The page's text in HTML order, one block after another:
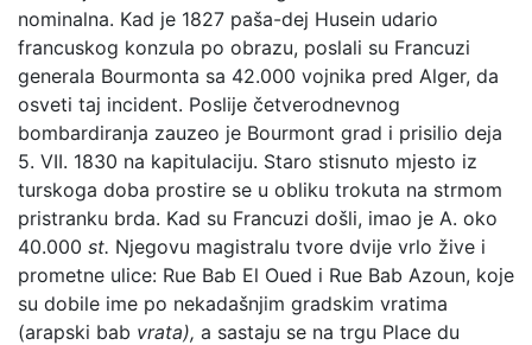
nominalna. Kad je 1827 paša-dej Husein udario
francuskog konzula po obrazu, poslali su Francuzi
generala Bourmonta sa 42.000 vojnika pred Alger, da
osveti taj incident. Poslije četverodnevnog
bombardiranja zauzeo je Bourmont grad i prisilio deja
5. VII. 1830 na kapitulaciju. Staro stisnuto mjesto iz
turskoga doba prostire se u obliku trokuta na strmom
pristranku brda. Kad su Francuzi došli, imao je A. oko
40.000 st. Njegovu magistralu tvore dvije vrlo žive i
prometne ulice: Rue Bab El Oued i Rue Bab Azoun, koje
su dobile ime po nekadašnjim gradskim vratima
(arapski bab vrata), a sastaju se na trgu Place du